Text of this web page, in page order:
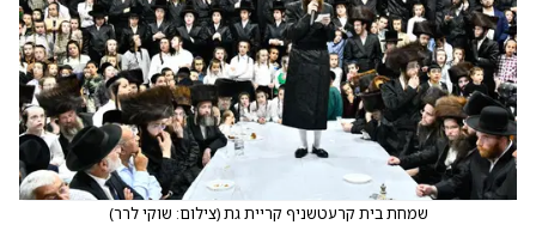
שמחת בית קרעטשניף קריית גת(צילום: שוקי לרר)